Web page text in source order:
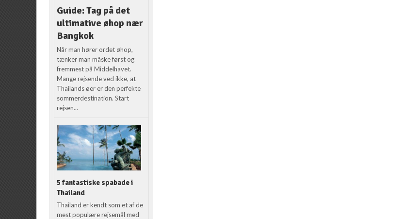
Guide: Tag på det
ultimative øhop nær
Bangkok
Når man hører ordet øhop,
tænker man måske først og
fremmest på Middelhavet.
Mange rejsende ved ikke, at
Thailands øer er den perfekte
sommerdestination. Start
rejsen...
5 fantastiske spabade i
Thailand
Thailand er kendt som et af de
mest populære rejsemål med